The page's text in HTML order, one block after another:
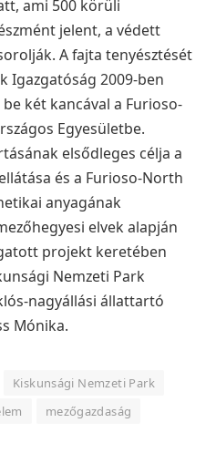
ami 500 körüli
jelent, a védett
A fajta tenyésztését
Igazgatóság 2009-ben
két kancával a Furioso-
Egyesületbe.
elsődleges célja a
és a Furioso-North
anyagának
elvek alapján
projekt keretében
Nemzeti Park
nagyállási állattartó
Mónika.
Kiskunsági Nemzeti Park
mezőgazdaság